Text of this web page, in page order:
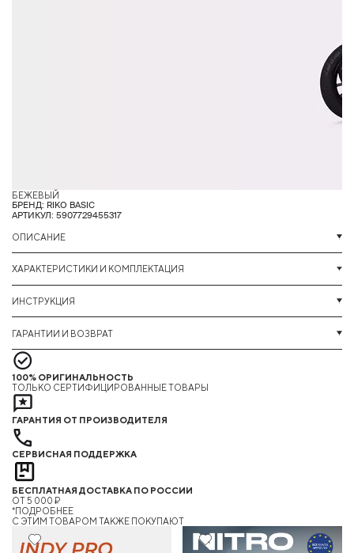
БЕЖЕВЫЙ
БРЕНД: RIKO BASIC
АРТИКУЛ: 5907729455317
ОПИСАНИЕ
ХАРАКТЕРИСТИКИ И КОМПЛЕКТАЦИЯ
ИНСТРУКЦИЯ
ГАРАНТИИ И ВОЗВРАТ
100% ОРИГИНАЛЬНОСТЬ
ТОЛЬКО СЕРТИФИЦИРОВАННЫЕ ТОВАРЫ
ГАРАНТИЯ ОТ ПРОИЗВОДИТЕЛЯ
СЕРВИСНАЯ ПОДДЕРЖКА
БЕСПЛАТНАЯ ДОСТАВКА ПО РОССИИ
ОТ 5 000 ₽
*ПОДРОБНЕЕ
C ЭТИМ ТОВАРОМ ТАКЖЕ ПОКУПАЮТ
Хит Хит